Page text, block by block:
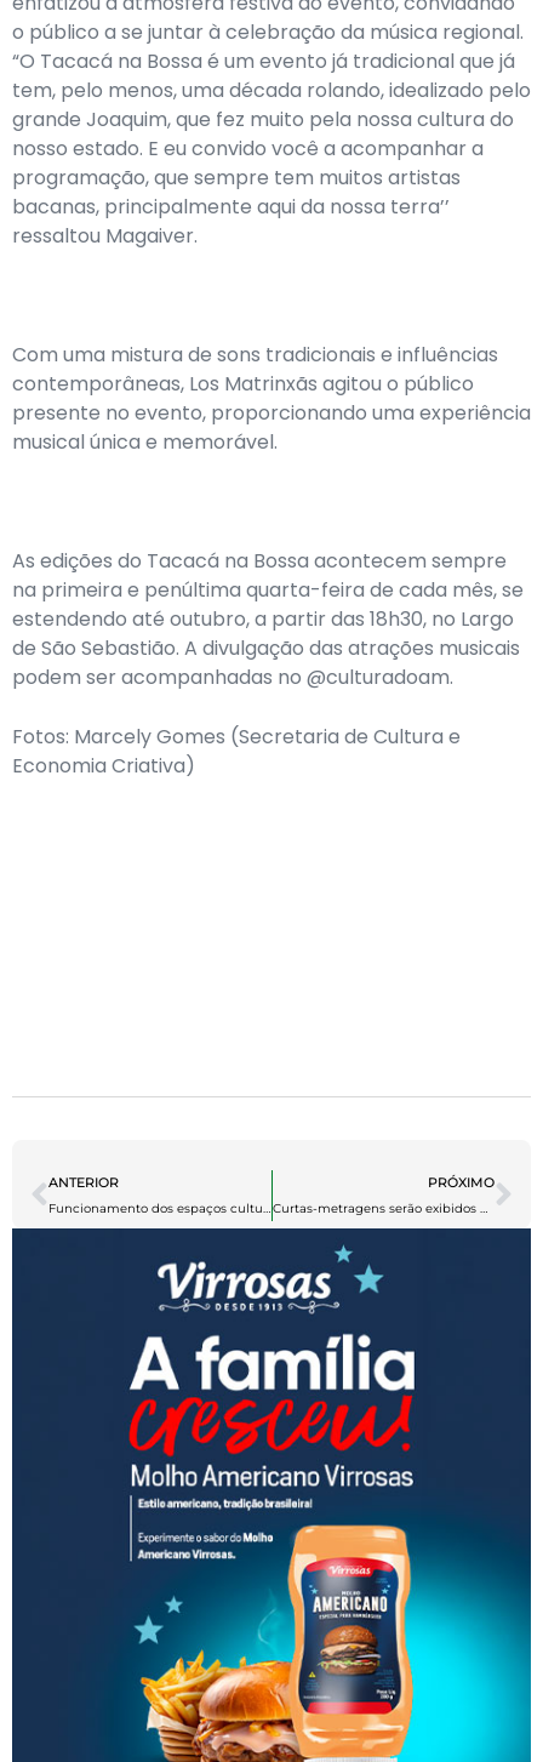
o público a se juntar à celebração da música regional.
“O Tacacá na Bossa é um evento já tradicional que já
tem, pelo menos, uma década rolando, idealizado pelo
grande Joaquim, que fez muito pela nossa cultura do
nosso estado. E eu convido você a acompanhar a
programação, que sempre tem muitos artistas
bacanas, principalmente aqui da nossa terra’’
ressaltou Magaiver.
Com uma mistura de sons tradicionais e influências
contemporâneas, Los Matrinxãs agitou o público
presente no evento, proporcionando uma experiência
musical única e memorável.
As edições do Tacacá na Bossa acontecem sempre
na primeira e penúltima quarta-feira de cada mês, se
estendendo até outubro, a partir das 18h30, no Largo
de São Sebastião. A divulgação das atrações musicais
podem ser acompanhadas no @culturadoam.
Fotos: Marcely Gomes (Secretaria de Cultura e
Economia Criativa)
ANTERIOR
Funcionamento dos espaços culturais de Manaus é especial durante o feriado da Páscoa
PRÓXIMO
Curtas-metragens serão exibidos na programação “A arte de Adanilo no cinema”, no Cineteatro Guarany, neste sábado